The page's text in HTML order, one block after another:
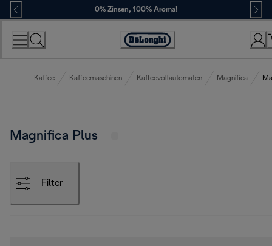
Skip
to
Content
0% Zinsen, 100% Aroma!
Erklärung
Zugänglichkeit
Kaffee Kaffeemaschinen Kaffeevollautomaten Magnifica
Magnifica Plus
Filter